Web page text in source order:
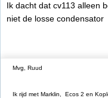
Ik dacht dat cv113 alleen
niet de losse condensator
Mvg, Ruud
Ik rijd met Marklin, Ecos 2 en